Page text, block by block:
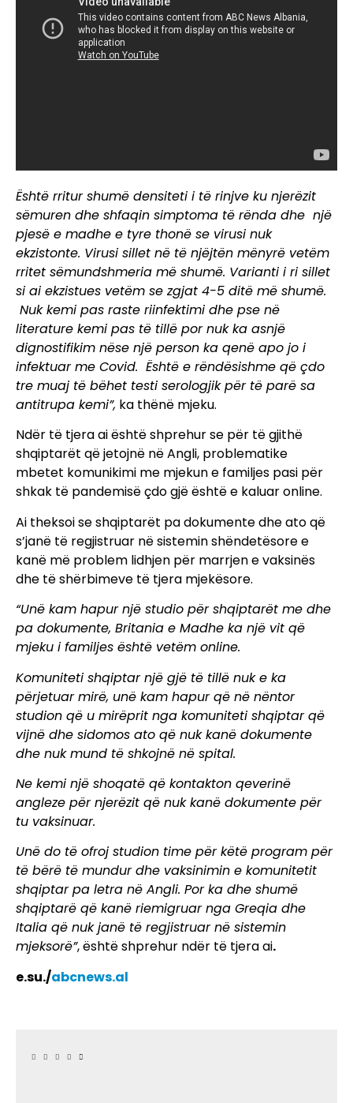
Është rritur shumë densiteti i të rinjve ku njerëzit
sëmuren dhe shfaqin simptoma të rënda dhe një
pjesë e madhe e tyre thonë se virusi nuk
ekzistonte. Virusi sillet në të njëjtën mënyrë vetëm
rritet sëmundshmeria më shumë. Varianti i ri sillet
si ai ekzistues vetëm se zgjat 4-5 ditë më shumë.
Nuk kemi pas raste riinfektimi dhe pse në
literature kemi pas të tillë por nuk ka asnjë
dignostifikim nëse një person ka qenë apo jo i
infektuar me Covid. Është e rëndësishme që çdo
tre muaj të bëhet testi serologjik për të parë sa
antitrupa kemi”, ka thënë mjeku.
Ndër të tjera ai është shprehur se për të gjithë
shqiptarët që jetojnë në Angli, problematike
mbetet komunikimi me mjekun e familjes pasi për
shkak të pandemisë çdo gjë është e kaluar online.
Ai theksoi se shqiptarët pa dokumente dhe ato që
s’janë të regjistruar në sistemin shëndetësore e
kanë më problem lidhjen për marrjen e vaksinës
dhe të shërbimeve të tjera mjekësore.
“Unë kam hapur një studio për shqiptarët me dhe
pa dokumente, Britania e Madhe ka një vit që
mjeku i familjes është vetëm online.
Komuniteti shqiptar një gjë të tillë nuk e ka
përjetuar mirë, unë kam hapur që në nëntor
studion që u mirëprit nga komuniteti shqiptar që
vijnë dhe sidomos ato që nuk kanë dokumente
dhe nuk mund të shkojnë në spital.
Ne kemi një shoqatë që kontakton qeverinë
angleze për njerëzit që nuk kanë dokumente për
tu vaksinuar.
Unë do të ofroj studion time për këtë program për
të bërë të mundur dhe vaksinimin e komunitetit
shqiptar pa letra në Angli. Por ka dhe shumë
shqiptarë që kanë riemigruar nga Greqia dhe
Italia që nuk janë të regjistruar në sistemin
mjeksorë”, është shprehur ndër të tjera ai.
e.su./abcnews.al